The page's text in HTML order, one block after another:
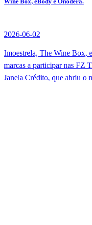
2026-06-02
Imoestrela, The Wine Box,
marcas a participar nas FZ
Janela Crédito, que abriu o